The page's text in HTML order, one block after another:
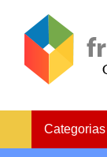
Categorias